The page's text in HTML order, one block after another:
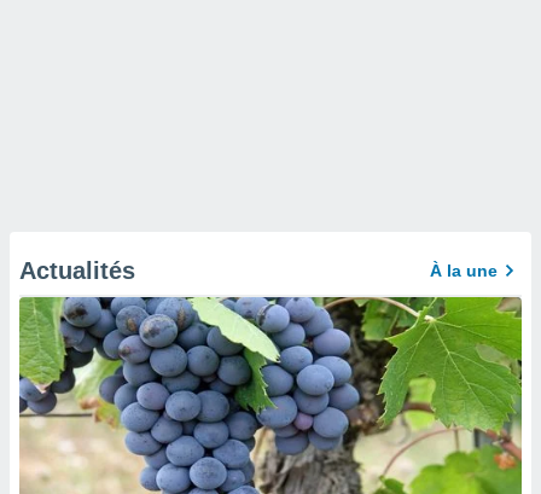
Actualités À la une